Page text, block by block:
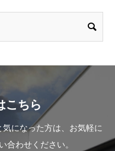
こちら
になった方は、お気軽に
合わせください。